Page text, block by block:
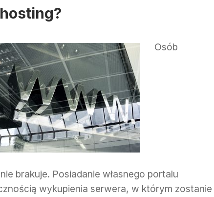
Osób
brakuje. Posiadanie własnego portalu
wykupienia serwera, w którym zostanie